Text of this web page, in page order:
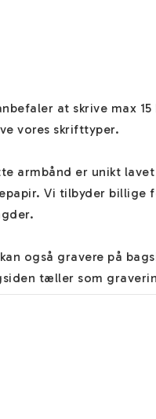
at skrive max
vores skrifttyper.
armbånd er unikt
Vi tilbyder billige
også gravere på
tæller som